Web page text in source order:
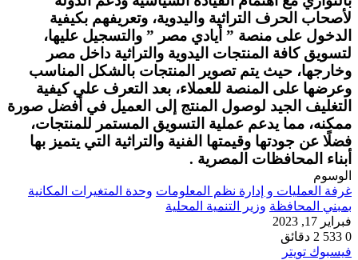
لأصحاب الحرف التراثية واليدوية، وتعريفهم بكيفية
الدخول على منصة ” أيادي مصر ” والتسجيل عليها،
لتسويق كافة المنتجات اليدوية والتراثية داخل مصر
وخارجها، حيث يتم تصوير المنتجات بالشكل المناسب
وعرضها على المنصة للعملاء، بعد التعرف علي كيفية
التغليف الجيد لوصول المنتج إلى العميل في أفضل صورة
ممكنه، مما يدعم عملية التسويق المستمر للمنتجات،
فضلًا عن جودتها وقيمتها الفنية والتراثية التي يتميز بها
أبناء المحافظات المصرية .
الوسوم
غرفة العمليات و إدارة نظم المعلومات وحدة المتغيرات المكانية
بمبني المحافظة وزير التنمية المحلية
فبراير 17, 2023
0
2 دقائق
فيسبوك تويتر